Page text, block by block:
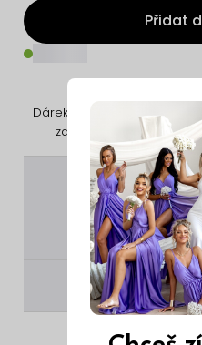
Přidat
Dárek k nákupu
zdarma
________
________
________